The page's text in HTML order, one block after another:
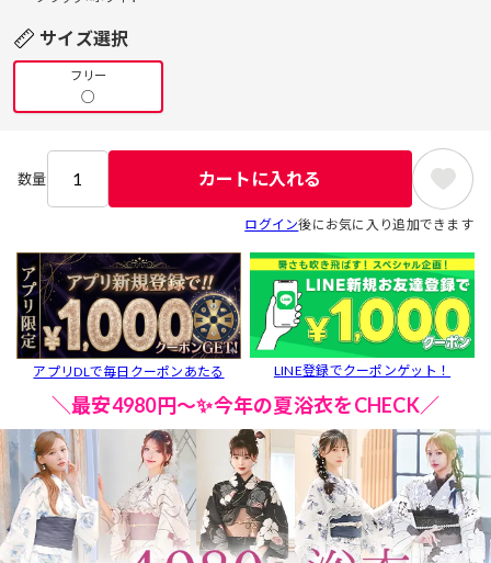
サイズ選択
フリー
○
数量 カートに入れる
ログイン後にお気に入り追加できます
アプリDLで毎日クーポンあたる LINE登録でクーポンゲット！
＼最安4980円～✨今年の夏浴衣をCHECK／